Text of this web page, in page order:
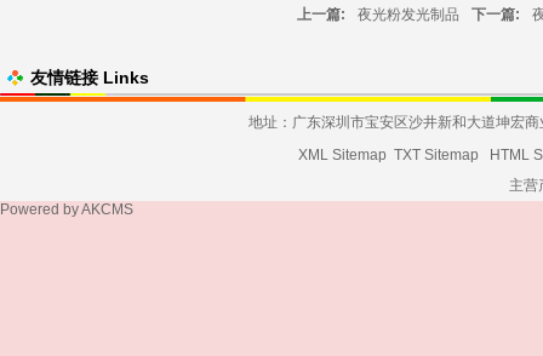
上一篇: 夜光粉发光制品 下一篇:
友情链接 Links
地址：广东深圳市宝安区沙井新和大道坤
XML Sitemap TXT Sitemap
HTML
主营
Powered byAKCMS